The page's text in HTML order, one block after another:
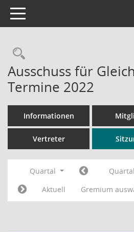
Toggle navigation
Rechercheauswahl
Ausschuss für
Termine 2022
Informationen
Vertreter
Quartal
Aktuell
Gremium